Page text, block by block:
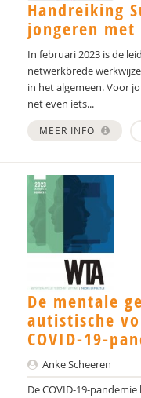
S.M. Bögels
Rianne Bosch
Yvonne Bouman
Drs. C.E.M.
Drs. Caroline
dr. Catharina A.
Dr. Cathelijne
Rutger Clarijs
Silvie D. M. Broers
Jacques D. M.
Romy Damhuis
Marina
Handreiking
jongeren met
In februari 2023 is de
netwerkbrede
in het algemeen. Voor
net even iets...
MEER INFO
De mentale
autistische
COVID-19-
Anke Scheeren
De COVID-19-